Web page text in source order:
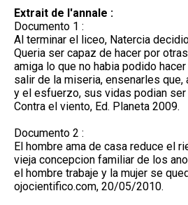
Extrait de l'annale :
Documento 1 :
Al terminar el liceo, Natercia
Queria ser capaz de hacer por
amiga lo que no habia podido
salir de la miseria, ensenarles
y el esfuerzo, sus vidas podian
Contra el viento, Ed. Planeta 2009.
Documento 2 :
El hombre ama de casa reduce el
vieja concepcion familiar de los
el hombre trabaje y la mujer se
ojocientifico.com, 20/05/2010.